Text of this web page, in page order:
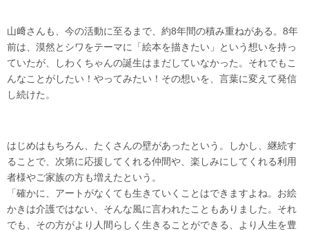
山﨑さんも、今の活動に至るまで、約8年間の積み重ねがある。8年
前は、漠然とシワをテーマに「絵本を描きたい」という想いを持っ
ていたが、しわくちゃんの誕生はまだしていなかった。それでもこ
んなことがしたい！やってみたい！その想いを、言葉に変えて発信
し続けた。
はじめはもちろん、たくさんの壁があったという。しかし、継続す
ることで、次第に応援してくれる仲間や、楽しみにしてくれる利用
者様やご家族の方も増えたという。
「確かに、アートがなくても生きていくことはできますよね。お絵
かきは介護ではない、そんな風に言われたこともありました。それ
でも、その方がより人間らしく生きることができる、より人生を豊